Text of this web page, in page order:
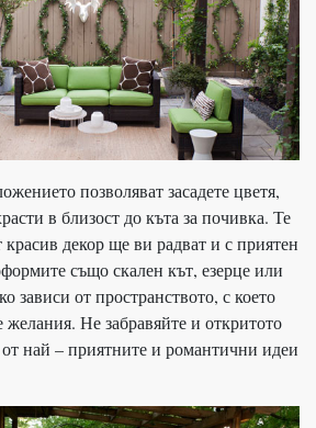
позволяват засадете цветя,
в близост до къта за почивка. Те
красив декор ще ви радват и с приятен
също скален кът, езерце или
зависи от пространството, с което
желания. Не забравяйте и откритото
най – приятните и романтични идеи